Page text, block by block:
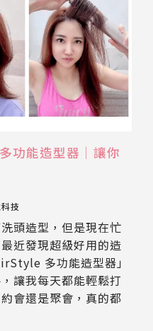
功能造型器｜讓你
技
頭造型，但是現在忙
近發現超級好用的造
多功能造型器」
讓我每天都能輕鬆打
會還是聚會，真的都